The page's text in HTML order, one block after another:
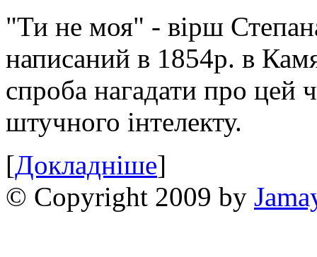
"Ти не моя" - вірш
написаний в 1854р. в
спроба нагадати про цей
штучного інтелекту.
[Докладніше]
© Copyright 2009 by